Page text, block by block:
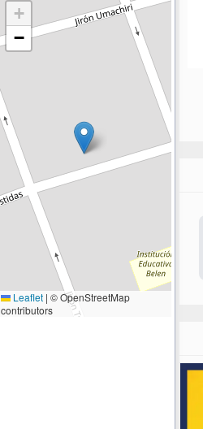
+
−
Leaflet | © OpenStreetMap
contributors